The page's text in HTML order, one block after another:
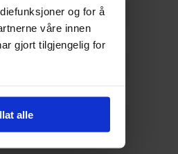
og for å
våre innen
gjort tilgjengelig for
alle